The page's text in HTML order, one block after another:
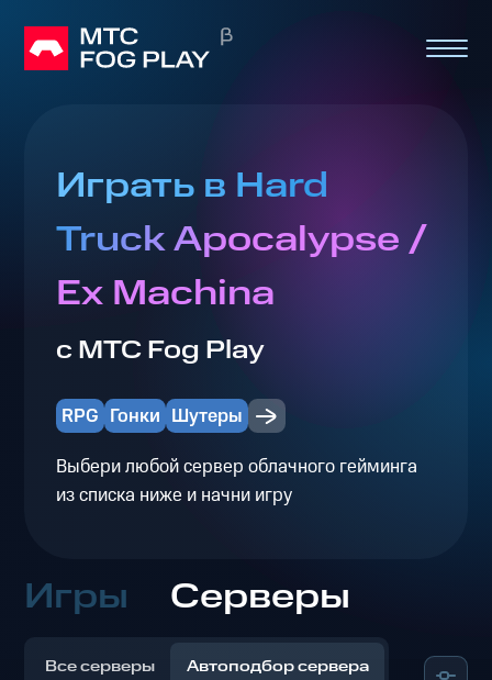
Играть в Hard
Truck Apocalypse /
Ex Machina
с МТС Fog Play
RPG Гонки Шутеры
Выбери любой сервер облачного гейминга
из списка ниже и начни игру
Игры Серверы
Все серверы Автоподбор сервера